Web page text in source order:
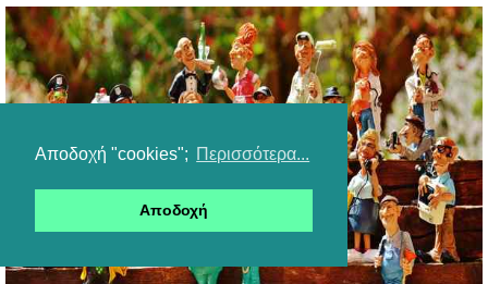
Αποδοχή "cookies"; Περισσότερα...
Αποδοχή